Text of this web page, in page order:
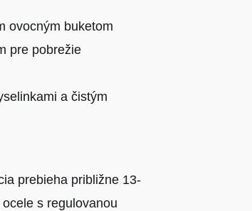
ovocným buketom
pre pobrežie
a čistým
prebieha približne 13-
s regulovanou